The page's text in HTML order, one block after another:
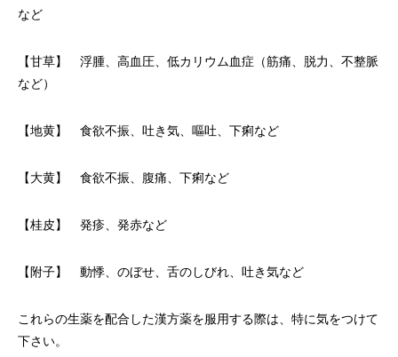
など
【甘草】 浮腫、高血圧、低カリウム血症（筋痛、脱力、不整脈
など）
【地黄】 食欲不振、吐き気、嘔吐、下痢など
【大黄】 食欲不振、腹痛、下痢など
【桂皮】 発疹、発赤など
【附子】 動悸、のぼせ、舌のしびれ、吐き気など
これらの生薬を配合した漢方薬を服用する際は、特に気をつけて
下さい。